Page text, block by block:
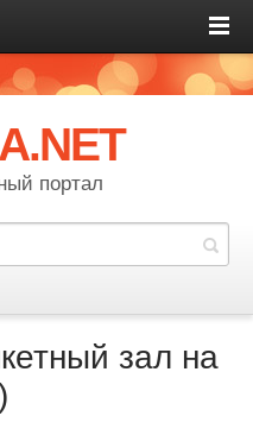
портал
зал на